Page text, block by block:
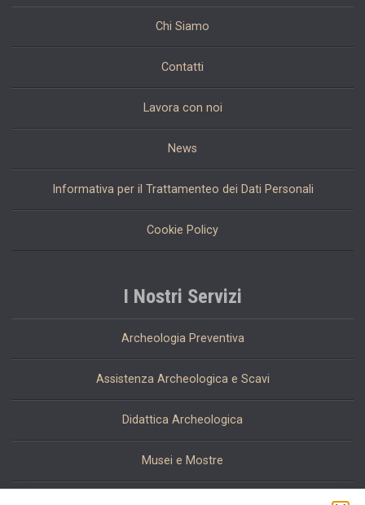
Chi Siamo
Contatti
Lavora con noi
News
Informativa per il Trattamenteo dei Dati Personali
Cookie Policy
I Nostri Servizi
Archeologia Preventiva
Assistenza Archeologica e Scavi
Didattica Archeologica
Musei e Mostre